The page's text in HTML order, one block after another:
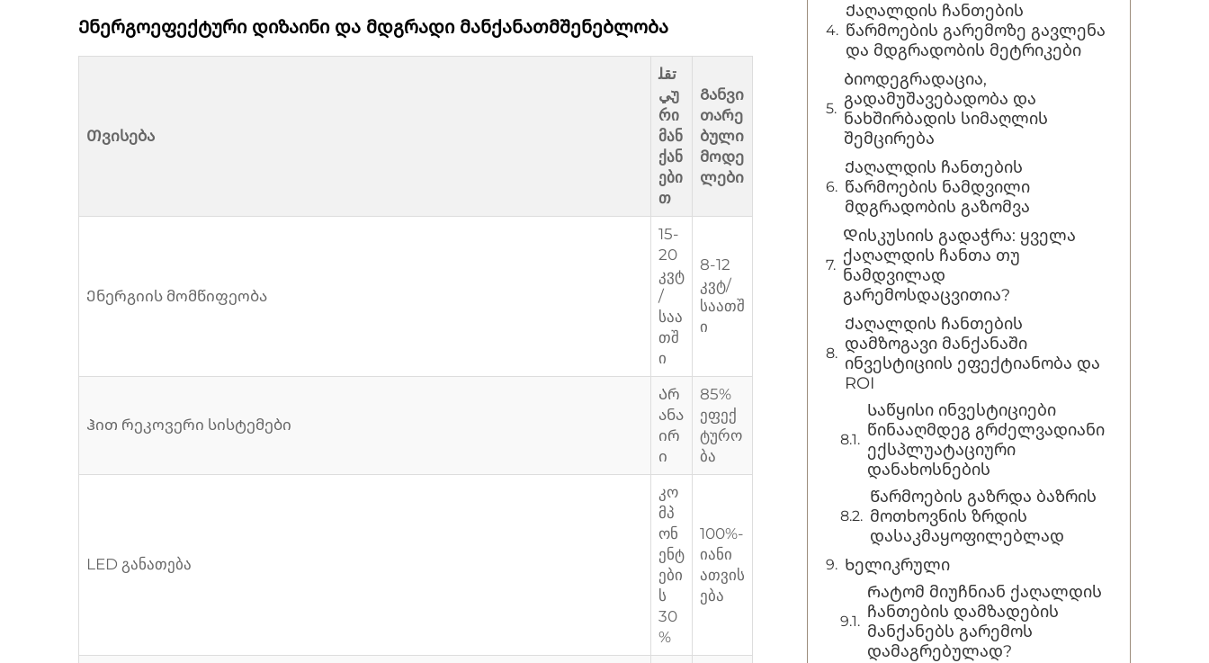
Ენერგოეფექტური დიზაინი და მდგრადი მანქანათმშენებლობა
Თვისება
تقل
يუ
რი
მან
ქან
ები
თ
Განვი
თარე
ბული
მოდე
ლები
Ენერგიის მომწიფეობა
15-
20
კვტ
/
საა
თშ
ი
8-12
კვტ/
საათშ
ი
Ჰით რეკოვერი სისტემები
Არ
ანა
ირ
ი
85%
ეფექ
ტურო
ბა
LED განათება
კო
მპ
ონ
ენტ
ები
ს
30
%
100%-
იანი
ათვის
ება
Ქაღალდის ჩანთების
წარმოების გარემოზე გავლენა
და მდგრადობის მეტრიკები
Ბიოდეგრადაცია,
გადამუშავებადობა და
ნახშირბადის სიმაღლის
შემცირება
Ქაღალდის ჩანთების
წარმოების ნამდვილი
მდგრადობის გაზომვა
Დისკუსიის გადაჭრა: ყველა
ქაღალდის ჩანთა თუ
ნამდვილად
გარემოსდაცვითია?
Ქაღალდის ჩანთების
დამზოგავი მანქანაში
ინვესტიციის ეფექტიანობა და
ROI
Საწყისი ინვესტიციები
წინააღმდეგ გრძელვადიანი
ექსპლუატაციური
დანახოსნების
Წარმოების გაზრდა ბაზრის
მოთხოვნის ზრდის
დასაკმაყოფილებლად
Ხელიკრული
Რატომ მიუჩნიან ქაღალდის
ჩანთების დამზადების
მანქანებს გარემოს
დამაგრებულად?